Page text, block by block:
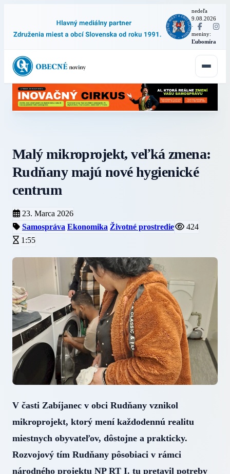
nedeľa
9.08.2026
·
meniny:
Ľubomíra
Malý mikroprojekt, veľká zmena:
Rudňany majú nové hygienické
centrum
23. Marca 2026
Samospráva Ekonomika Životné prostredie
424
1:55
V časti Zabíjanec v obci Rudňany vznikol
mikroprojekt, ktorý mení každodennú realitu
miestnych obyvateľov, dôstojne a prakticky.
Rozvojový tím Rudňany pôsobiaci v rámci
národného projektu NP RT I. tu pretavil potreby